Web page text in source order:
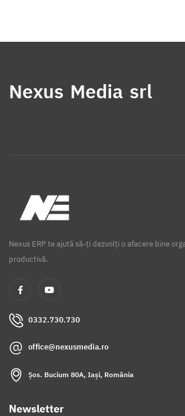
Nexus Media srl
Nexus ERP te ajută să-ți dezvolți o afacere bine
productivă.
0332.730.730
office@nexusmedia.ro
Șos. Bucium 80A, Iași, România
Newsletter